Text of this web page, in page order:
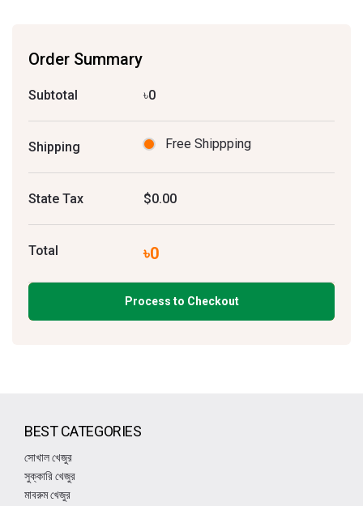
Order Summary
Subtotal ৳0
Shipping Free Shippping
State Tax $0.00
Total ৳0
Process to Checkout
BEST CATEGORIES
সোখাল খেজুর
সুক্কারি খেজুর
মাবরুম খেজুর